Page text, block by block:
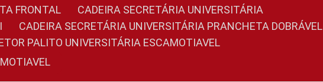
FRONTAL
CADEIRA SECRETÁRIA UNIVERSITÁRIA
CADEIRA SECRETÁRIA UNIVERSITÁRIA PRANCHETA DOBRÁVEL
PALITO UNIVERSITÁRIA ESCAMOTIAVEL